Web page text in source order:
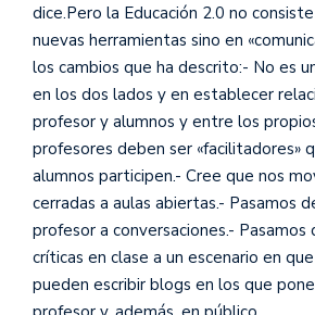
dice.Pero la Educación 2.0 no
nuevas herramientas sino en
los cambios que ha descrito:- No es
en los dos lados y en establecer
profesor y alumnos y entre los
profesores deben ser «facilitadores»
alumnos participen.- Cree que nos
cerradas a aulas abiertas.- Pasamos
profesor a conversaciones.- Pasamos
críticas en clase a un escenario en
pueden escribir blogs en los que